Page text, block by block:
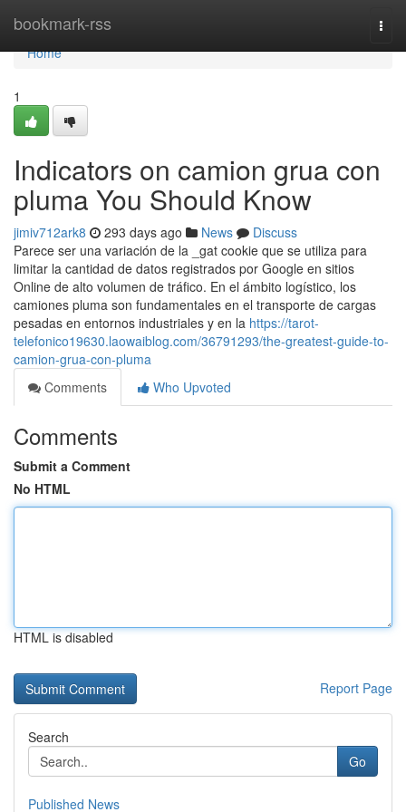
bookmark-rss
Home
Home
1
Indicators on camion grua con
pluma You Should Know
jimiv712ark8 293 days ago News
Discuss
Parece ser una variación de la _gat cookie que se utiliza para
limitar la cantidad de datos registrados por Google en sitios
Online de alto volumen de tráfico. En el ámbito logístico, los
camiones pluma son fundamentales en el transporte de cargas
pesadas en entornos industriales y en la https://tarot-
telefonico19630.laowaiblog.com/36791293/the-greatest-guide-to-
camion-grua-con-pluma
Comments
Who Upvoted
Comments
Submit a Comment
No HTML
HTML is disabled
Report Page
Search
Go
Published News